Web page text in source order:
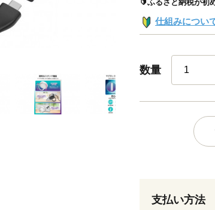
🔰ふるさと納税が初
仕組みについ
数量
支払い方法